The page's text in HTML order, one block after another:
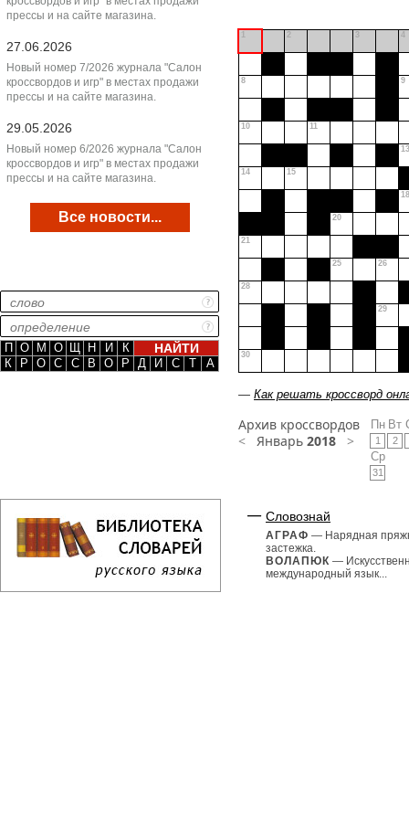
прессы и на сайте магазина.
27.06.2026
Новый номер 7/2026 журнала "Салон
кроссвордов и игр" в местах продажи
прессы и на сайте магазина.
29.05.2026
Новый номер 6/2026 журнала "Салон
кроссвордов и игр" в местах продажи
прессы и на сайте магазина.
Все новости...
П О М О Щ Н И
К
К
Р О С С В О Р Д И С Т А
1 2 3 4
8 9
10 11
13
14 15
18
20
21
25 26
28
29
30
— Как решать кроссворд
Архив кроссвордов
< Январь 2018 >
Пн
1
Вт
2
Ср
31
Словознай
АГРАФ — Нарядная
застежка.
ВОЛАПЮК —
международный язык...